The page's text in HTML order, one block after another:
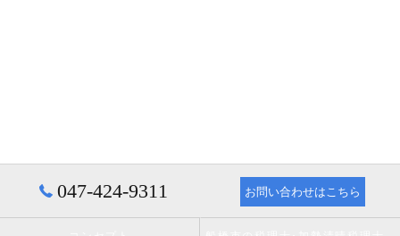
047-424-9311 お問い合わせはこちら